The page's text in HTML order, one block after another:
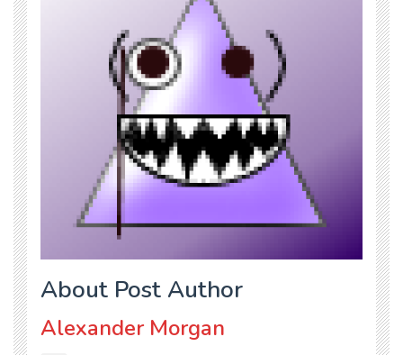
About Post Author
Alexander Morgan